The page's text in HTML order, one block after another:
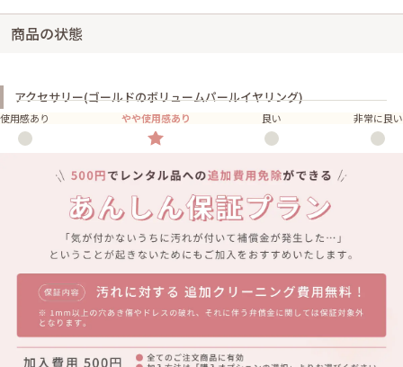
商品の状態
アクセサリー(ゴールドのボリュームパールイヤリング)
使用感あり やや使用感あり 良い 非常に良い